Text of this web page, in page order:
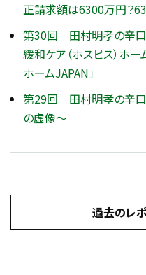
正請求額は6300万円？
第30回 田村明孝の辛口
緩和ケア（ホスピス）ホ
ホームJAPAN」
第29回 田村明孝の辛口
の虚像～
過去のレ